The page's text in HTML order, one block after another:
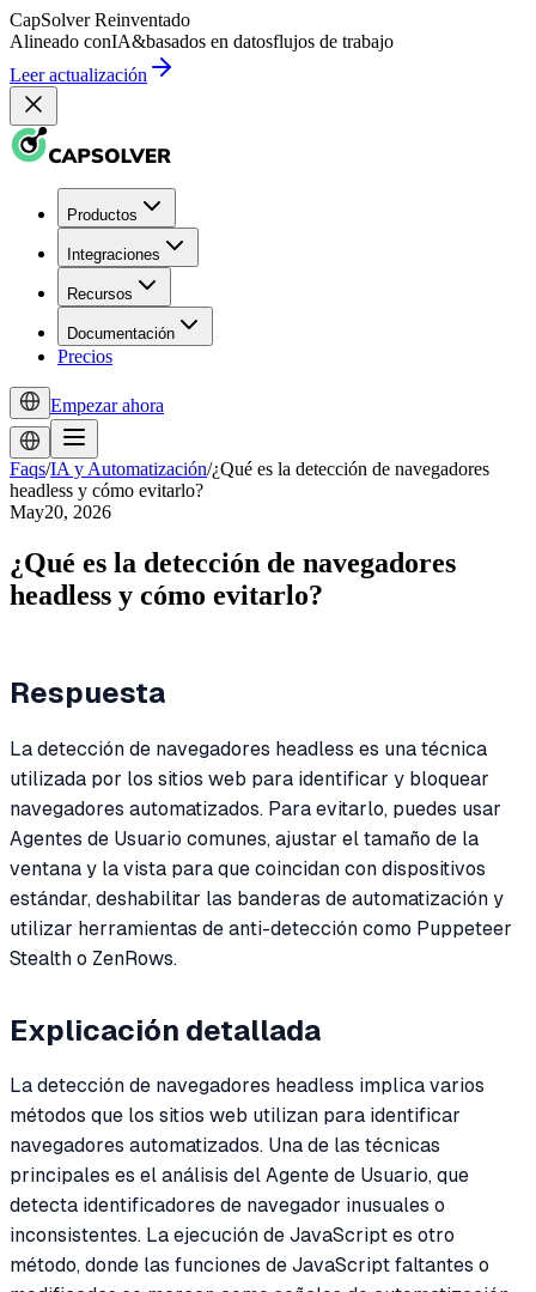
CapSolver Reinventado
Alineado conIA&basados en datosflujos de trabajo
Leer actualización
Productos
Integraciones
Recursos
Documentación
Precios
Empezar ahora
Faqs/IA y Automatización/¿Qué es la detección de navegadores
headless y cómo evitarlo?
May20, 2026
¿Qué es la detección de navegadores
headless y cómo evitarlo?
Respuesta
La detección de navegadores headless es una técnica
utilizada por los sitios web para identificar y bloquear
navegadores automatizados. Para evitarlo, puedes usar
Agentes de Usuario comunes, ajustar el tamaño de la
ventana y la vista para que coincidan con dispositivos
estándar, deshabilitar las banderas de automatización y
utilizar herramientas de anti-detección como Puppeteer
Stealth o ZenRows.
Explicación detallada
La detección de navegadores headless implica varios
métodos que los sitios web utilizan para identificar
navegadores automatizados. Una de las técnicas
principales es el análisis del Agente de Usuario, que
detecta identificadores de navegador inusuales o
inconsistentes. La ejecución de JavaScript es otro
método, donde las funciones de JavaScript faltantes o